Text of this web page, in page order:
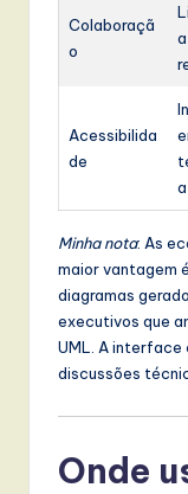
Colaboraçã
o
a
Acessibilida
de
a
Minha nota: As
maior vantagem
diagramas
executivos que
UML. A interface
discussões
Onde